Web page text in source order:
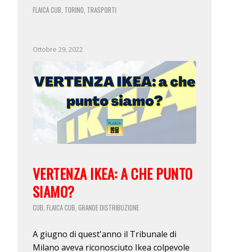
FLAICA CUB TORINO TRASPORTI
Ottobre 29, 2022
VERTENZA IKEA: A CHE PUNTO
SIAMO?
CUB FLAICA CUB GRANDE DISTRIBUZIONE
A giugno di quest'anno il Tribunale di
Milano aveva riconosciuto Ikea colpevole